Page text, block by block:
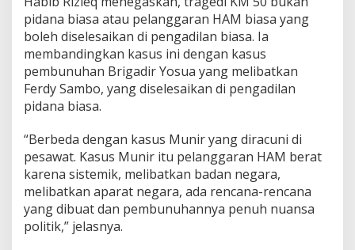
pidana biasa atau pelanggaran HAM biasa yang
boleh diselesaikan di pengadilan biasa. Ia
membandingkan kasus ini dengan kasus
pembunuhan Brigadir Yosua yang melibatkan
Ferdy Sambo, yang diselesaikan di pengadilan
pidana biasa.
“Berbeda dengan kasus Munir yang diracuni di
pesawat. Kasus Munir itu pelanggaran HAM berat
karena sistemik, melibatkan badan negara,
melibatkan aparat negara, ada rencana-rencana
yang dibuat dan pembunuhannya penuh nuansa
politik,” jelasnya.